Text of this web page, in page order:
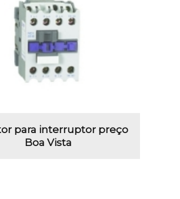
para interruptor preço
Boa Vista